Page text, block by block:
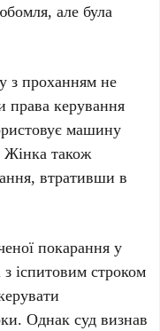
але була
з проханням не
права керування
машину
Жінка також
втративши в
покарання у
з іспитовим строком
Однак суд визнав